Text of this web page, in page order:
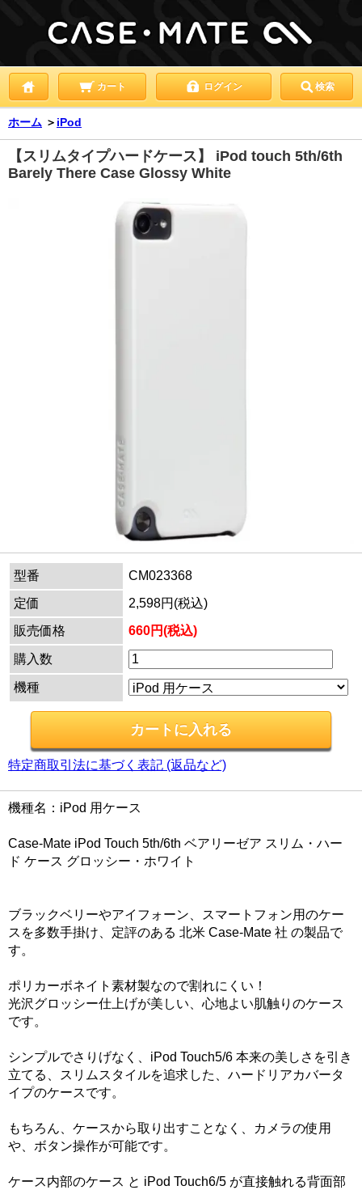
カート ログイン 検索
ホーム ＞ iPod
【スリムタイプハードケース】 iPod touch 5th/6th
Barely There Case Glossy White
型番
CM023368
定価
2,598円(税込)
販売価格
660円(税込)
購入数
機種
特定商取引法に基づく表記 (返品など)
機種名：iPod 用ケース
Case-Mate iPod Touch 5th/6th ベアリーゼア スリム・ハー
ド ケース グロッシー・ホワイト
ブラックベリーやアイフォーン、スマートフォン用のケー
スを多数手掛け、定評のある 北米 Case-Mate 社 の製品で
す。
ポリカーボネイト素材製なので割れにくい！
光沢グロッシー仕上げが美しい、心地よい肌触りのケース
です。
シンプルでさりげなく、iPod Touch5/6 本来の美しさを引き
立てる、スリムスタイルを追求した、ハードリアカバータ
イプのケースです。
もちろん、ケースから取り出すことなく、カメラの使用
や、ボタン操作が可能です。
ケース内部のケース と iPod Touch6/5 が直接触れる背面部